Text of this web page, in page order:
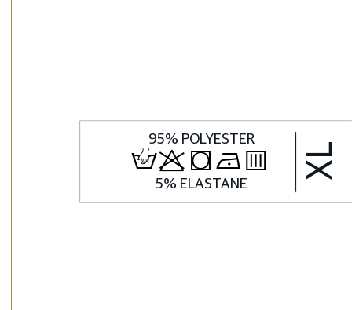
Hp j N b